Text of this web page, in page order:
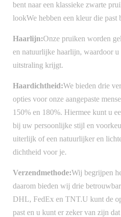
bent naar een klassieke zwarte
lookWe hebben een kleur die past
Haarlijn:Onze pruiken worden
en natuurlijke haarlijn, waardoor u
uitstraling krijgt.
Haardichtheid:We bieden drie
opties voor onze aangepaste
150% en 180%. Hiermee kunt u
bij uw persoonlijke stijl en
uiterlijk of een natuurlijker en
dichtheid voor je.
Verzendmethode:Wij begrijpen
daarom bieden wij drie
DHL, FedEx en TNT.U kunt de
past en u kunt er zeker van zijn